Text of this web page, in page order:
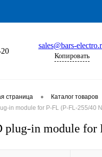
sales@bars-
Копировать
страница • Каталог товаров
in module for P-FL (P-FL-255/40
plug-in module